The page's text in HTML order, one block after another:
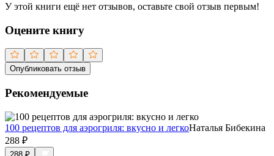
У этой книги ещё нет отзывов, оставьте свой отзыв первым!
Оцените книгу
Опубликовать отзыв
Рекомендуемые
100 рецептов для аэрогриля: вкусно и легкоНаталья Бибекина
288 ₽